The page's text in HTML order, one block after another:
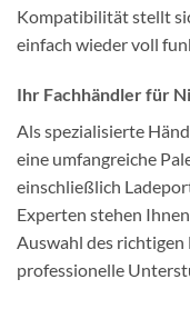
Kompatibilität stellt
einfach wieder voll
Ihr Fachhändler für
Als spezialisierte
eine umfangreiche
einschließlich
Experten stehen
Auswahl des
professionelle